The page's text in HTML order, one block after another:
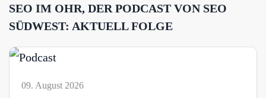
SEO IM OHR, DER PODCAST VON SEO
SÜDWEST: AKTUELL FOLGE
09. August 2026